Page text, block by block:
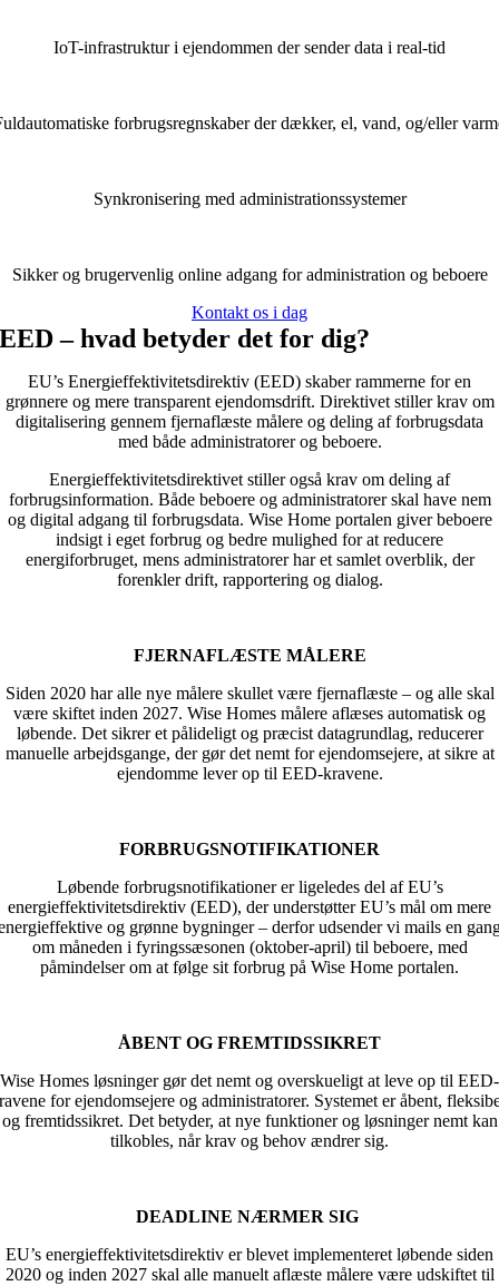
IoT-infrastruktur i ejendommen der sender data i real-tid
forbrugsregnskaber der dækker, el, vand, og/eller
Synkronisering med administrationssystemer
Sikker og brugervenlig online adgang for administration og beboere
Kontakt os i dag
EED – hvad betyder det for dig?
EU’s Energieffektivitetsdirektiv (EED) skaber rammerne for en
grønnere og mere transparent ejendomsdrift. Direktivet stiller krav om
digitalisering gennem fjernaflæste målere og deling af forbrugsdata
med både administratorer og beboere.
Energieffektivitetsdirektivet stiller også krav om deling af
forbrugsinformation. Både beboere og administratorer skal have nem
og digital adgang til forbrugsdata. Wise Home portalen giver beboere
indsigt i eget forbrug og bedre mulighed for at reducere
energiforbruget, mens administratorer har et samlet overblik, der
forenkler drift, rapportering og dialog.
FJERNAFLÆSTE MÅLERE
Siden 2020 har alle nye målere skullet være fjernaflæste – og alle skal
være skiftet inden 2027. Wise Homes målere aflæses automatisk og
løbende. Det sikrer et pålideligt og præcist datagrundlag, reducerer
manuelle arbejdsgange, der gør det nemt for ejendomsejere, at sikre at
ejendomme lever op til EED-kravene.
FORBRUGSNOTIFIKATIONER
Løbende forbrugsnotifikationer er ligeledes del af EU’s
energieffektivitetsdirektiv (EED), der understøtter EU’s mål om mere
og grønne bygninger – derfor udsender vi mails en
om måneden i fyringssæsonen (oktober-april) til beboere, med
påmindelser om at følge sit forbrug på Wise Home portalen.
ÅBENT OG FREMTIDSSIKRET
Wise Homes løsninger gør det nemt og overskueligt at leve op til EED-
for ejendomsejere og administratorer. Systemet er åbent,
og fremtidssikret. Det betyder, at nye funktioner og løsninger nemt kan
tilkobles, når krav og behov ændrer sig.
DEADLINE NÆRMER SIG
EU’s energieffektivitetsdirektiv er blevet implementeret løbende siden
2020 og inden 2027 skal alle manuelt aflæste målere være udskiftet til